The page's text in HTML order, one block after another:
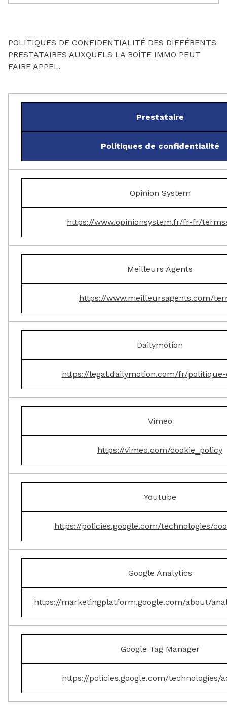
POLITIQUES DE CONFIDENTIALITÉ DES DIFFÉRENTS
PRESTATAIRES AUXQUELS LA BOÎTE IMMO PEUT
FAIRE APPEL.
Prestataire
Politiques de confidentialité
Opinion System
https://www.opinionsystem.fr/fr-fr/
Meilleurs Agents
https://www.meilleursagents.com/
Dailymotion
https://legal.dailymotion.com/fr/
Vimeo
https://vimeo.com/cookie_policy
Youtube
https://policies.google.com/technologies/
Google Analytics
https://marketingplatform.google.com/about/
Google Tag Manager
https://policies.google.com/technologies/